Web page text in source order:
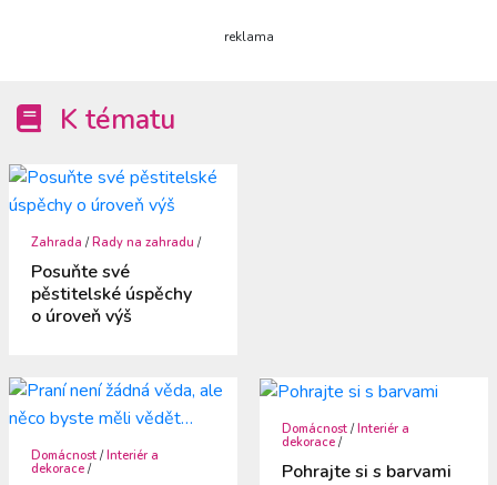
reklama
K tématu
Zahrada /Rady na zahradu /
Posuňte své
pěstitelské úspěchy
o úroveň výš
Domácnost /Interiér a
dekorace /
Domácnost /Interiér a
dekorace /
Pohrajte si s barvami